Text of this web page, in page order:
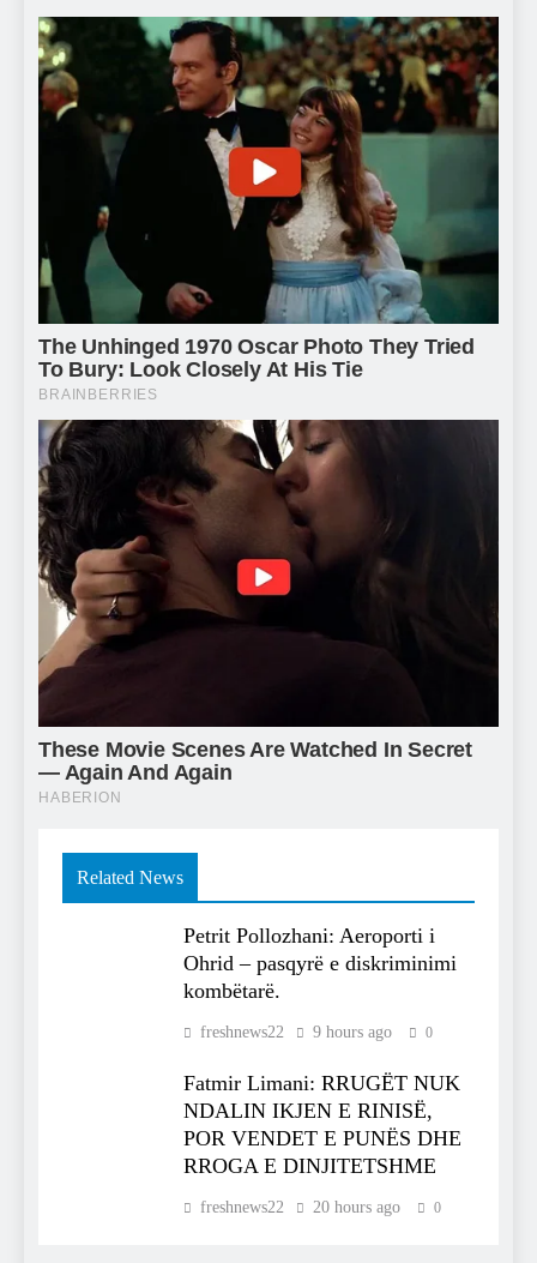
Related News
Petrit Pollozhani: Aeroporti i
Ohrid – pasqyrë e diskriminimi
kombëtarë.
freshnews22 9 hours ago 0
Fatmir Limani: RRUGËT NUK
NDALIN IKJEN E RINISË,
POR VENDET E PUNËS DHE
RROGA E DINJITETSHME
freshnews22 20 hours ago 0